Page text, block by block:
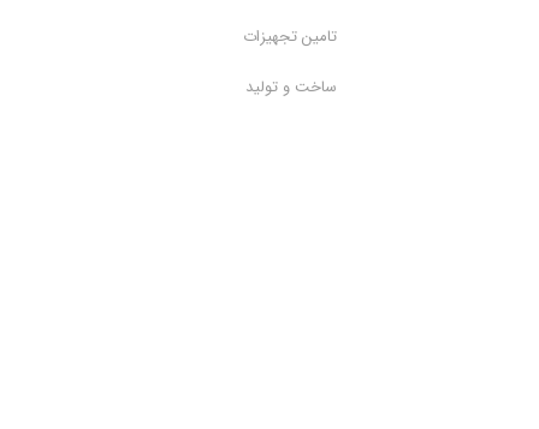
تامین تجهیزات
ساخت و تولید